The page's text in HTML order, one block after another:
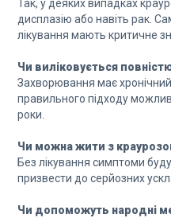
Так, у деяких випадках
дисплазію або навіть рак.
лікування мають критичне
Чи виліковується
Захворювання має
правильного підходу
роки.
Чи можна жити з
Без лікування симптоми
призвести до серйозних
Чи допоможуть народні